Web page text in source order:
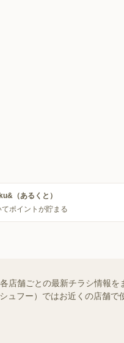
（あるくと）
てポイントが貯まる
店舗ごとの最新チラシ情報
ュフー）ではお近くの店舗